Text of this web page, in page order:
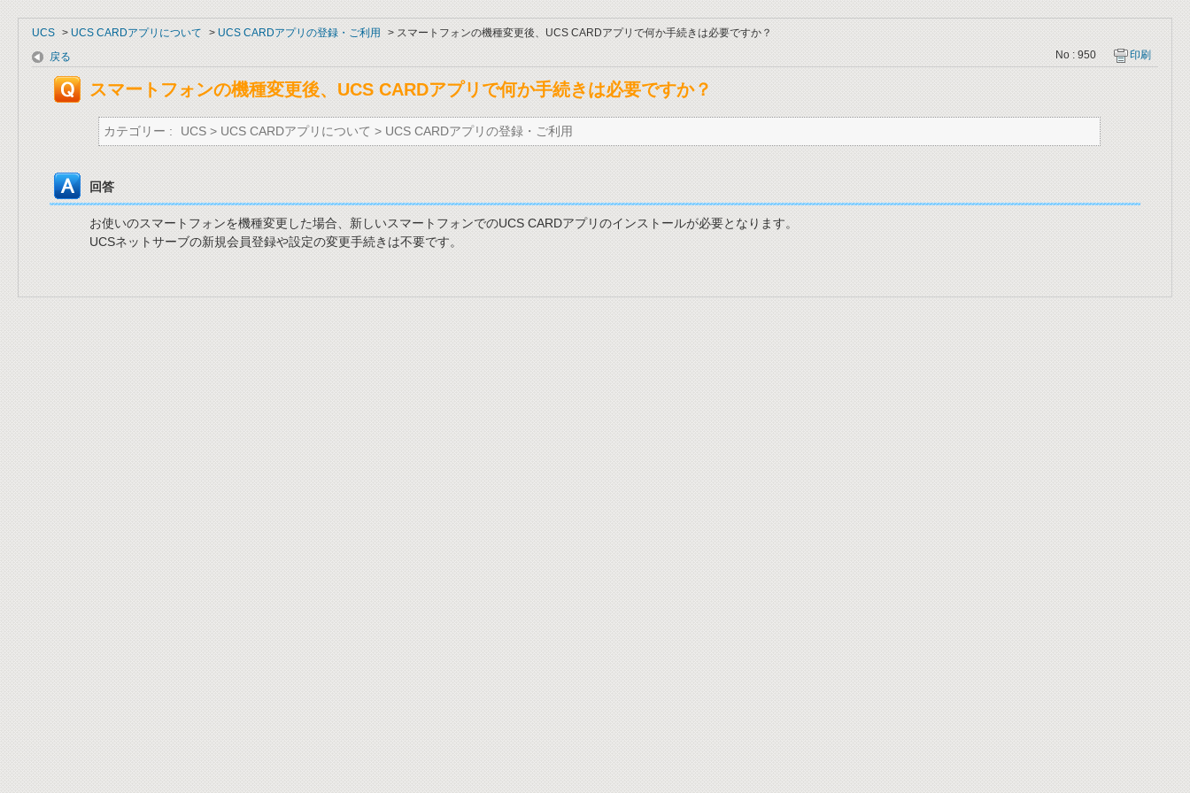
UCS > UCS CARDアプリについて > UCS CARDアプリの登録・ご利用 > スマートフォンの機種変更後、UCS CARDアプリで何か手続きは必要ですか？
戻る
No : 950 印刷
スマートフォンの機種変更後、UCS CARDアプリで何か手続きは必要ですか？
カテゴリー : UCS > UCS CARDアプリについて > UCS CARDアプリの登録・ご利用
回答
お使いのスマートフォンを機種変更した場合、新しいスマートフォンでのUCS CARDアプリのインストールが必要となります。
UCSネットサーブの新規会員登録や設定の変更手続きは不要です。